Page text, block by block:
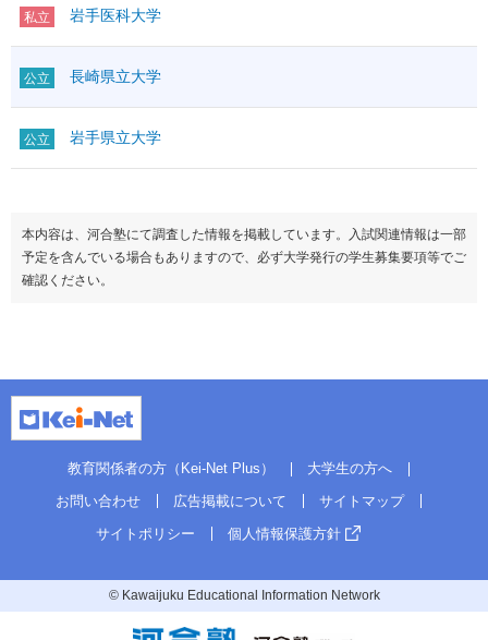
私立 岩手医科大学
公立 長崎県立大学
公立 岩手県立大学
本内容は、河合塾にて調査した情報を掲載しています。入試関連情報は一部
予定を含んでいる場合もありますので、必ず大学発行の学生募集要項等でご
確認ください。
教育関係者の方（Kei-Net Plus）
大学生の方へ
お問い合わせ
広告掲載について
サイトマップ
サイトポリシー
個人情報保護方針
© Kawaijuku Educational Information Network